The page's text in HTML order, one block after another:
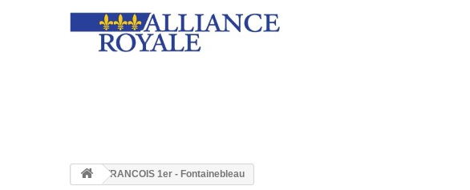
FRANCOIS 1er - Fontainebleau